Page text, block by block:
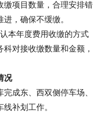
缴项目数量，合理安排错
，确保不缓缴。
本年度费用收缴的方式
对接收缴数量和金额，
况
完成东、西双侧停车场、
补划工作。